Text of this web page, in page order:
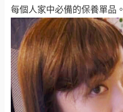
每個人家中必備的保養單品。